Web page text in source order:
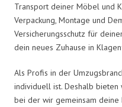
Transport deiner Möbel und
Verpackung, Montage und
Versicherungsschutz für
dein neues Zuhause in
Als Profis in der
individuell ist. Deshalb
bei der wir gemeinsam deine